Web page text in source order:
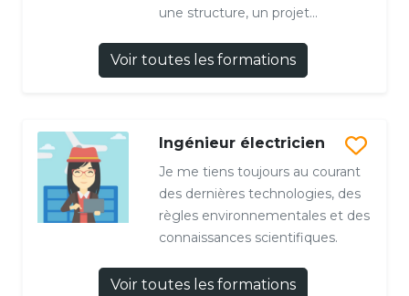
une structure, un projet...
Voir toutes les formations
Ingénieur électricien
Je me tiens toujours au courant
des dernières technologies, des
règles environnementales et des
connaissances scientifiques.
Voir toutes les formations